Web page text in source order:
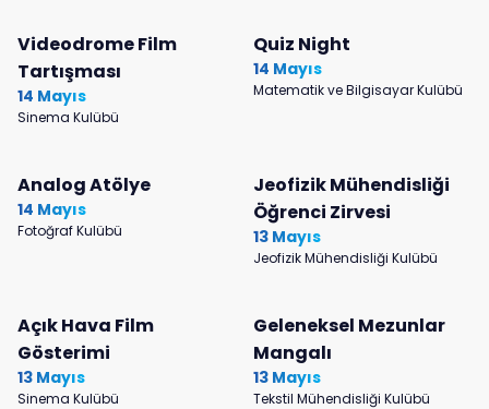
Videodrome Film
Tartışması
14 Mayıs
Sinema Kulübü
Quiz Night
14 Mayıs
Matematik ve Bilgisayar Kulübü
Analog Atölye
14 Mayıs
Fotoğraf Kulübü
Jeofizik Mühendisliği
Öğrenci Zirvesi
13 Mayıs
Jeofizik Mühendisliği Kulübü
Açık Hava Film
Gösterimi
13 Mayıs
Sinema Kulübü
Geleneksel Mezunlar
Mangalı
13 Mayıs
Tekstil Mühendisliği Kulübü